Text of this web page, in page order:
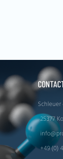
Schleuer
25377
+49 (0)